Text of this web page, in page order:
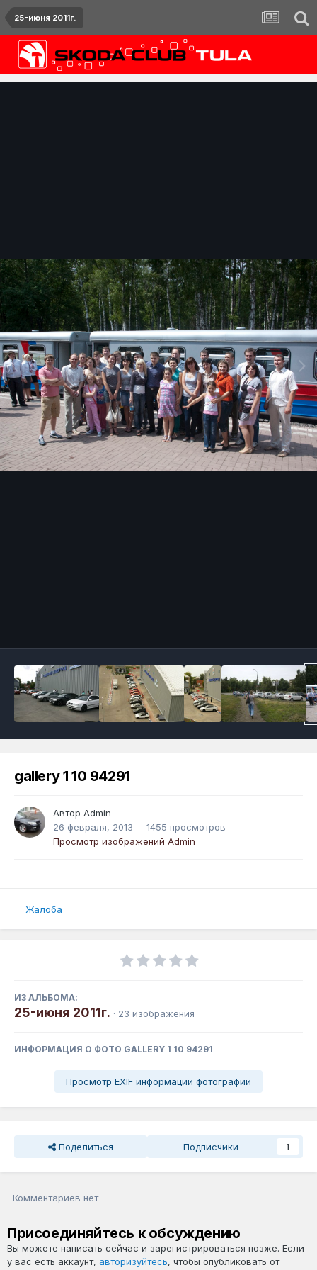
25-июня 2011г.
gallery 1 10 94291
Автор Admin
26 февраля, 2013
1455 просмотров
Просмотр изображений Admin
Жалоба
ИЗ АЛЬБОМА:
25-июня 2011г. · 23 изображения
ИНФОРМАЦИЯ О ФОТО GALLERY 1 10 94291
Просмотр EXIF информации фотографии
Поделиться Подписчики 1
Комментариев нет
Присоединяйтесь к обсуждению
Вы можете написать сейчас и зарегистрироваться позже. Если
у вас есть аккаунт, авторизуйтесь, чтобы опубликовать от